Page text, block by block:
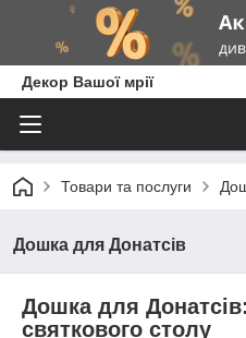
Декор Вашої мрії
Товари та послуги
Дошка для Донатсів
Дошка для
святкового столу